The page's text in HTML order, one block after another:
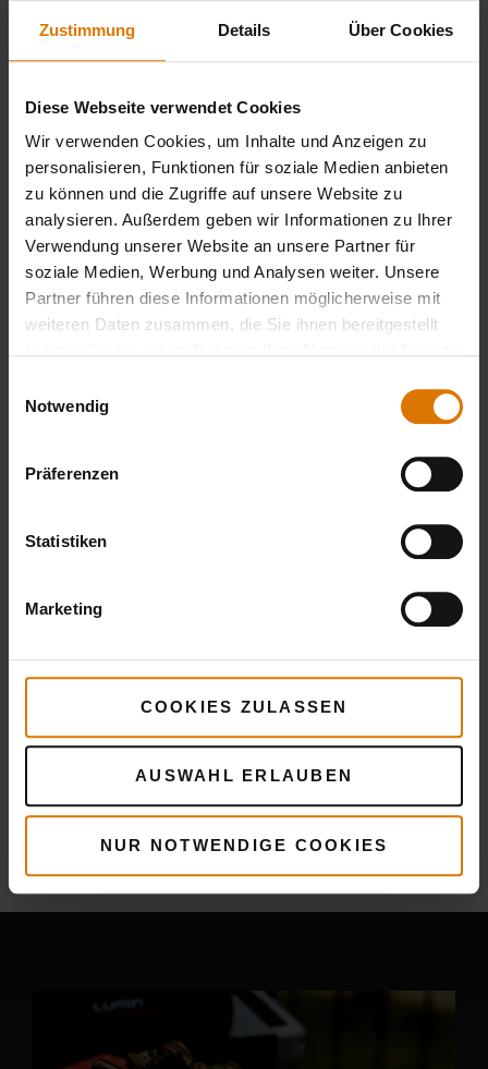
Zustimmung Details Über Cookies
Diese Webseite verwendet Cookies
Wir verwenden Cookies, um Inhalte und Anzeigen zu
personalisieren, Funktionen für soziale Medien anbieten
zu können und die Zugriffe auf unsere Website zu
analysieren. Außerdem geben wir Informationen zu Ihrer
Verwendung unserer Website an unsere Partner für
soziale Medien, Werbung und Analysen weiter. Unsere
Partner führen diese Informationen möglicherweise mit
weiteren Daten zusammen, die Sie ihnen bereitgestellt
Notwendig
Präferenzen
Statistiken
Marketing
COOKIES ZULASSEN
AUSWAHL ERLAUBEN
NUR NOTWENDIGE COOKIES
Sei perfekt vorbereitet
Empfohlenes Zubehör
MehrRezepte
Das könnte dir auch gefallen